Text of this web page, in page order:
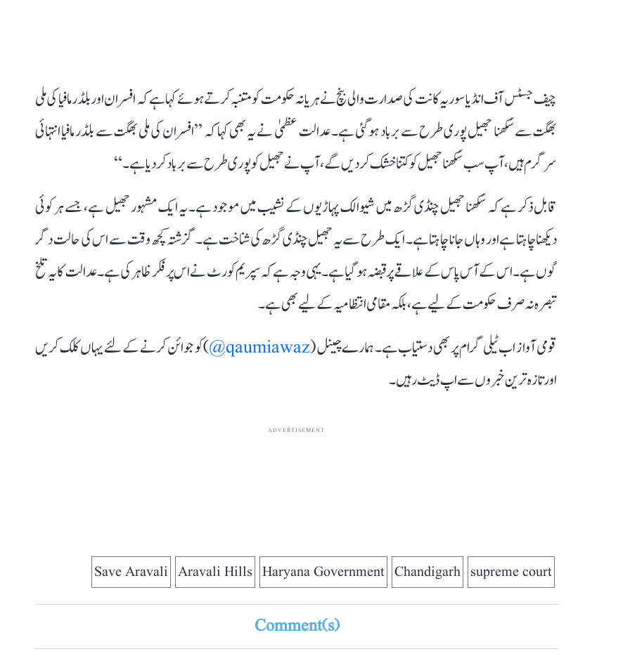
چیف جسٹس آف انڈیا سوریہ کانت کی صدارت والی بنچ نے ہریانہ حکومت کو متنبہ کرتے ہوئے کہا ہے کہ افسران اور بلڈر مافیا کی ملی
بھگت سے سُکھنا جھیل پوری طرح سے برباد ہو گئی ہے۔ عدالت عظمیٰ نے یہ بھی کہا کہ ’’افسران کی ملی بھگت سے بلڈر مافیا انتہائی
سرگرم ہیں، آپ سب سُکھنا جھیل کو کتنا خشک کر دیں گے، آپ نے جھیل کو پوری طرح سے برباد کر دیا ہے۔‘‘
قابل ذکر ہے کہ سُکھنا جھیل چنڈی گڑھ میں شیوالک پہاڑیوں کے نشیب میں موجود ہے۔ یہ ایک مشہور جھیل ہے، جسے ہر کوئی
دیکھنا چاہتا ہے اور وہاں جانا چاہتا ہے۔ ایک طرح سے یہ جھیل چنڈی گڑھ کی شناخت ہے۔ گزشتہ کچھ وقت سے اس کی حالت دگر
گوں ہے۔ اس کے آس پاس کے علاقے پر قبضہ ہو گیا ہے۔ یہی وجہ ہے کہ سپریم کورٹ نے اس پر فکر ظاہر کی ہے۔ عدالت کا یہ تلخ
تبصرہ نہ صرف حکومت کے لیے ہے، بلکہ مقامی انتظامیہ کے لیے بھی ہے۔
قومی آواز اب ٹیلی گرام پر بھی دستیاب ہے۔ ہمارے چینل (qaumiawaz@
) کو جوائن کرنے کے لئے یہاں کلک کریں
اور تازہ ترین خبروں سے اپ ڈیٹ رہیں۔
ADVERTISEMENT
supreme court
Chandigarh
Haryana Government
Aravali Hills
Save Aravali
Comment(s)